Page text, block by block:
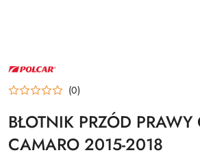
LOGO
POLCAR
–
ZDERZAKI (0)
BŁOTNIK PRZÓD PRAWY
CAMARO 2015-2018